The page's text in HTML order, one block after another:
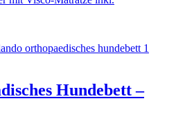
Hundebett –